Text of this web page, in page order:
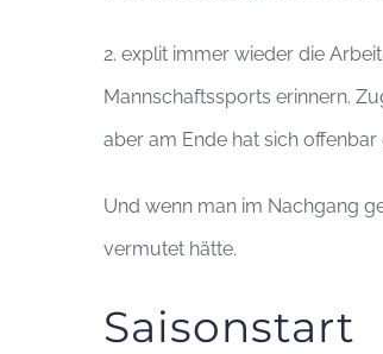
2. explit immer wieder die
Mannschaftssports erinnern.
aber am Ende hat sich
Und wenn man im Nachgang
vermutet hätte.
Saisonstart